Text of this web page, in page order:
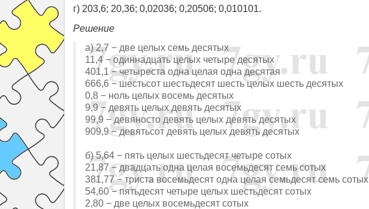
г) 203,6; 20,36; 0,02036; 0,20506; 0,010101.
Решение
а) 2,7 − две целых семь десятых
11,4 − одиннадцать целых четыре десятых
401,1 − четыреста одна целая одна десятая
666,6 − шестьсот шестьдесят шесть целых шесть десятых
0,8 − ноль целых восемь десятых
9,9 − девять целых девять десятых
99,9 − девяносто девять целых девять десятых
909,9 − девятьсот девять целых девять десятых
б) 5,64 − пять целых шестьдесят четыре сотых
21,87 − двадцать одна целая восемьдесят семь сотых
381,77 − триста восемьдесят одна целая семьдесят семь сотых
54,60 − пятьдесят четыре целых шестьдесят сотых
2,80 − две целых восемьдесят сотых